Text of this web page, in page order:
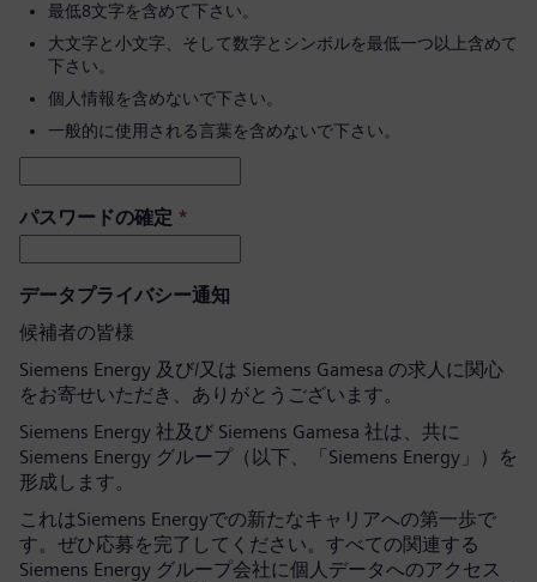
最低8文字を含めて下さい。
大文字と小文字、そして数字とシンボルを最低一つ以上含めて
下さい。
個人情報を含めないで下さい。
一般的に使用される言葉を含めないで下さい。
パスワードの確定 *
データプライバシー通知
候補者の皆様
Siemens Energy 及び/又は Siemens Gamesa の求人に関心
をお寄せいただき、ありがとうございます。
Siemens Energy 社及び Siemens Gamesa 社は、共に
Siemens Energy グループ（以下、「Siemens Energy」）を
形成します。
これはSiemens Energyでの新たなキャリアへの第一歩で
す。ぜひ応募を完了してください。すべての関連する
Siemens Energy グループ会社に個人データへのアクセス